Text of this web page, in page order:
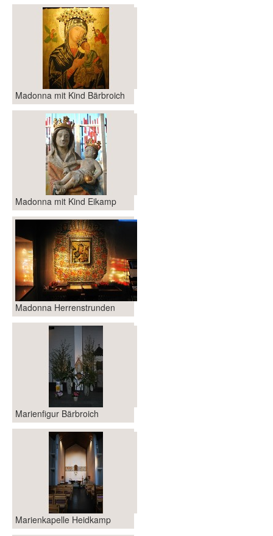
Madonna mit Kind Bärbroich
Madonna mit Kind Eikamp
Madonna Herrenstrunden
Marienfigur Bärbroich
Marienkapelle Heidkamp